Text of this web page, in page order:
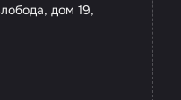
дом 19,